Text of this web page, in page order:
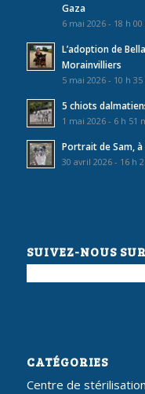
Gaza
6 mai 2026 - 18 h
L’adoption de
Morainvilliers
5 mai 2026 - 10 h
5 chiots
1 mai 2026 - 6 h 51
Portrait de Sam,
30 avril 2026 - 16 h
SUIVEZ-NOUS
CATÉGORIES
Centre de